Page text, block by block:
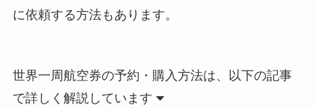
に依頼する方法もあります。
世界一周航空券の予約・購入方法は、以下の記事
で詳しく解説しています